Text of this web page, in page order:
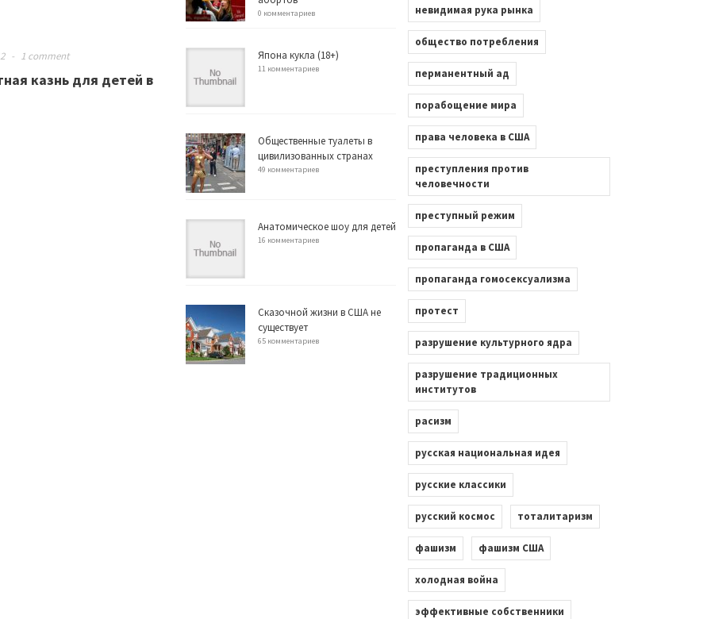
- 1 comment
казнь для детей в
0 комментариев
Япона кукла (18+)
11 комментариев
Общественные туалеты в
цивилизованных странах
49 комментариев
Анатомическое шоу для детей
16 комментариев
Сказочной жизни в США не
существует
65 комментариев
невидимая рука рынка
общество потребления
перманентный ад
порабощение мира
права человека в США
преступления против
человечности
преступный режим
пропаганда в США
пропаганда гомосексуализма
протест
разрушение культурного ядра
разрушение традиционных
институтов
расизм
русская национальная идея
русские классики
русский космос тоталитаризм
фашизм фашизм США
холодная война
эффективные собственники